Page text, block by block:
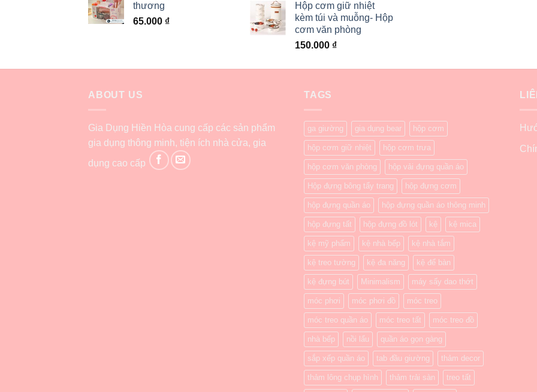
thương
65.000 ₫
Hộp cơm giữ nhiệt
kèm túi và muỗng- Hộp
cơm văn phòng
150.000 ₫
ABOUT US
Gia Dụng Hiền Hòa cung cấp các sản phẩm
gia dụng thông minh, tiện ích nhà cửa, gia
dụng cao cấp
TAGS
ga giường gia dụng bear hộp cơm
hộp cơm giữ nhiệt hộp cơm trưa
hộp cơm văn phòng hộp vải đựng quần áo
Hộp đựng bông tẩy trang hộp đựng cơm
hộp đựng quần áo hộp đựng quần áo thông minh
hộp đựng tất hộp đựng đồ lót kệ kệ mica
kệ mỹ phẩm kệ nhà bếp kệ nhà tắm
kệ treo tường kệ đa năng kệ để bàn
kệ đựng bút Minimalism máy sấy dao thớt
móc phơi móc phơi đồ móc treo
móc treo quần áo móc treo tất móc treo đồ
nhà bếp nồi lẩu quần áo gọn gàng
sắp xếp quần áo tab đầu giường thảm decor
thảm lông chụp hình thảm trải sàn treo tất